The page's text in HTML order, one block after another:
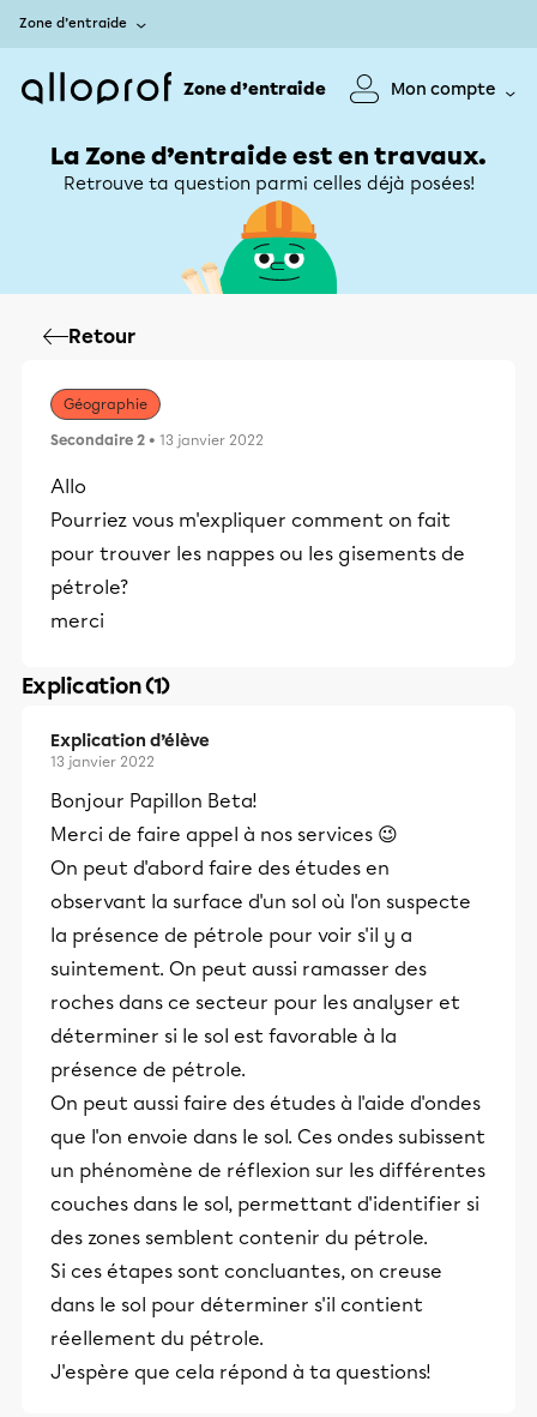
Zone d’entraide
Zone d’entraide Mon compte
La Zone d’entraide est en travaux.
Retrouve ta question parmi celles déjà posées!
Retour
Géographie
Secondaire 2 • 13 janvier 2022
Allo
Pourriez vous m'expliquer comment on fait
pour trouver les nappes ou les gisements de
pétrole?
merci
Explication (1)
Explication d’élève
13 janvier 2022
Bonjour Papillon Beta!
Merci de faire appel à nos services 😉
On peut d'abord faire des études en
observant la surface d'un sol où l'on suspecte
la présence de pétrole pour voir s'il y a
suintement. On peut aussi ramasser des
roches dans ce secteur pour les analyser et
déterminer si le sol est favorable à la
présence de pétrole.
On peut aussi faire des études à l'aide d'ondes
que l'on envoie dans le sol. Ces ondes subissent
un phénomène de réflexion sur les différentes
couches dans le sol, permettant d'identifier si
des zones semblent contenir du pétrole.
Si ces étapes sont concluantes, on creuse
dans le sol pour déterminer s'il contient
réellement du pétrole.
J'espère que cela répond à ta questions!